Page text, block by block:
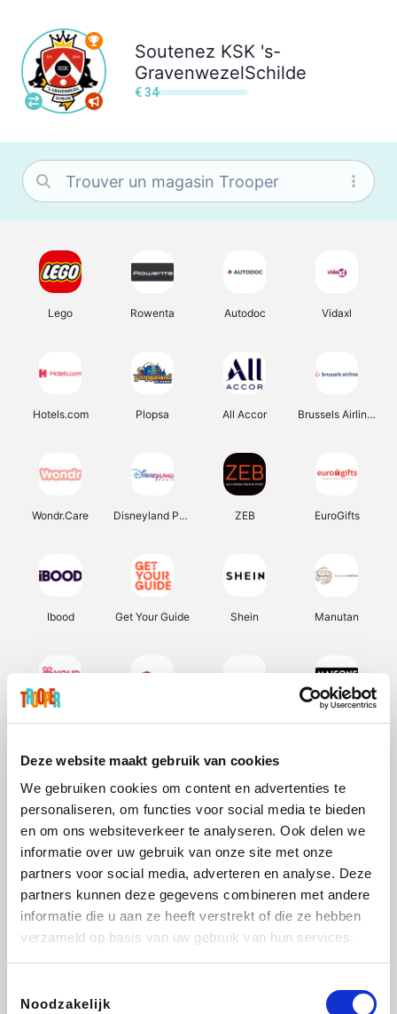
Deze website maakt gebruik van cookies
We gebruiken cookies om content en advertenties te
personaliseren, om functies voor social media te bieden
en om ons websiteverkeer te analyseren. Ook delen we
informatie over uw gebruik van onze site met onze
partners voor social media, adverteren en analyse. Deze
partners kunnen deze gegevens combineren met andere
informatie die u aan ze heeft verstrekt of die ze hebben
verzameld op basis van uw gebruik van hun services.
Noodzakelijk
Soutenez KSK 's-
GravenwezelSchilde
€ 34
Lego Rowenta Autodoc Vidaxl
Hotels.com Plopsa All Accor Brussels Airlines
Wondr.Care Disneyland Paris ZEB EuroGifts
Ibood Get Your Guide Shein Manutan
Sarenza Interhome Schiesser Bolt Energie